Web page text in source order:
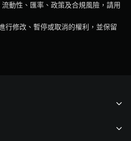
動性、匯率、政策及合規風險，請用
行修改、暫停或取消的權利，並保留